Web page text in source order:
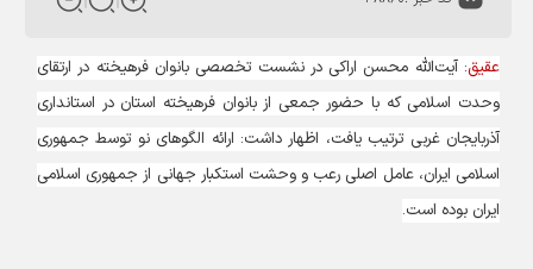
عقیق: آیت‌الله محسن اراکی در نشست تخصصی بانوان فرهیخته در ارتقای
وحدت اسلامی که با حضور جمعی از بانوان فرهیخته استان در استانداری
آذربایجان غربی ترتیب یافت، اظهار داشت: ارائه الگوهای نو توسط جمهوری
اسلامی ایران، عامل اصلی رعب و وحشت استکبار جهانی از جمهوری اسلامی
ایران بوده است.